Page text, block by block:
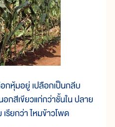
มอยู่ เปลือกเป็นกลีบ
กสีเขียวแก่กว่าชั้นใน ปลาย
รียกว่า ไหมข้าวโพด